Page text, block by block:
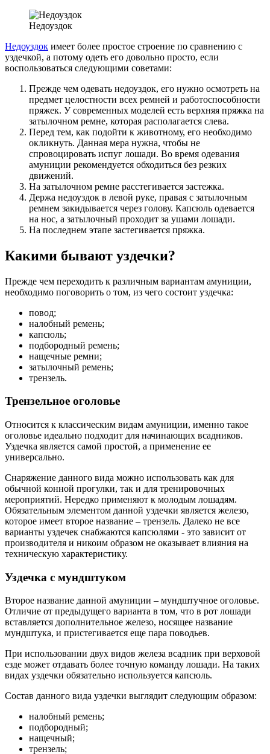
Недоуздок
Недоуздок имеет более простое строение по сравнению с
уздечкой, а потому одеть его довольно просто, если
воспользоваться следующими советами:
Прежде чем одевать недоуздок, его нужно осмотреть на
предмет целостности всех ремней и работоспособности
пряжек. У современных моделей есть верхняя пряжка на
затылочном ремне, которая располагается слева.
Перед тем, как подойти к животному, его необходимо
окликнуть. Данная мера нужна, чтобы не
спровоцировать испуг лошади. Во время одевания
амуниции рекомендуется обходиться без резких
движений.
На затылочном ремне расстегивается застежка.
Держа недоуздок в левой руке, правая с затылочным
ремнем закидывается через голову. Капсюль одевается
на нос, а затылочный проходит за ушами лошади.
На последнем этапе застегивается пряжка.
Какими бывают уздечки?
Прежде чем переходить к различным вариантам амуниции,
необходимо поговорить о том, из чего состоит уздечка:
повод;
налобный ремень;
капсюль;
подбородный ремень;
нащечные ремни;
затылочный ремень;
трензель.
Трензельное оголовье
Относится к классическим видам амуниции, именно такое
оголовье идеально подходит для начинающих всадников.
Уздечка является самой простой, а применение ее
универсально.
Снаряжение данного вида можно использовать как для
обычной конной прогулки, так и для тренировочных
мероприятий. Нередко применяют к молодым лошадям.
Обязательным элементом данной уздечки является железо,
которое имеет второе название – трензель. Далеко не все
варианты уздечек снабжаются капсюлями - это зависит от
производителя и никоим образом не оказывает влияния на
техническую характеристику.
Уздечка с мундштуком
Второе название данной амуниции – мундштучное оголовье.
Отличие от предыдущего варианта в том, что в рот лошади
вставляется дополнительное железо, носящее название
мундштука, и пристегивается еще пара поводьев.
При использовании двух видов железа всадник при верховой
езде может отдавать более точную команду лошади. На таких
видах уздечки обязательно используется капсюль.
Состав данного вида уздечки выглядит следующим образом:
налобный ремень;
подбородный;
нащечный;
трензель;